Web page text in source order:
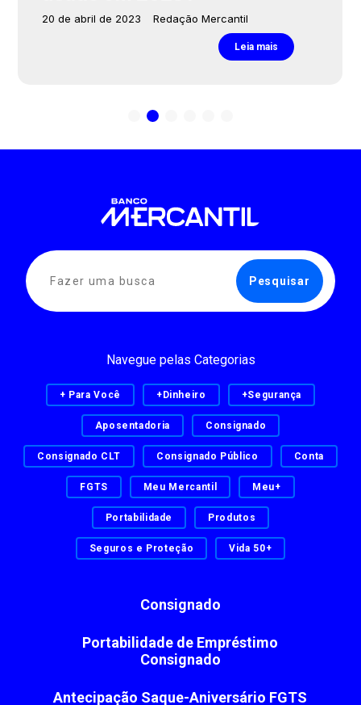
20 de abril de 2023 Redação Mercantil
Leia mais
Consignado
Portabilidade de Empréstimo
Consignado
Antecipação Saque-Aniversário FGTS
Navegue pelas Categorias
+ Para Você +Dinheiro +Segurança
Aposentadoria Consignado
Consignado CLT Consignado Público Conta
FGTS Meu Mercantil Meu+
Portabilidade Produtos
Seguros e Proteção Vida 50+